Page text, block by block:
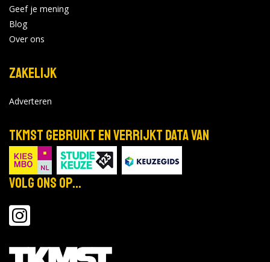
Geef je mening
Blog
Over ons
Zakelijk
Adverteren
TKMST gebruikt en verrijkt data van
Volg ons op...